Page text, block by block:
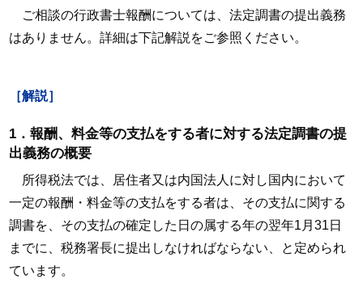
ご相談の行政書士報酬については、法定調書の提出義務
はありません。詳細は下記解説をご参照ください。
［解説］
1．報酬、料金等の支払をする者に対する法定調書の提
出義務の概要
所得税法では、居住者又は内国法人に対し国内において
一定の報酬・料金等の支払をする者は、その支払に関する
調書を、その支払の確定した日の属する年の翌年1月31日
までに、税務署長に提出しなければならない、と定められ
ています。